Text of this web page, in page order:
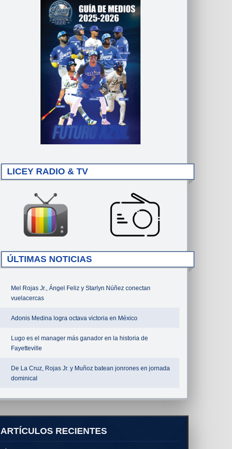
LICEY RADIO & TV
ÚLTIMAS NOTICIAS
Mel Rojas Jr., Ángel Feliz y Starlyn Núñez conectan
vuelacercas
Adonis Medina logra octava victoria en México
Lugo es el manager más ganador en la historia de
Fayetteville
De La Cruz, Rojas Jr. y Muñoz batean jonrones en jornada
dominical
ARTÍCULOS RECIENTES